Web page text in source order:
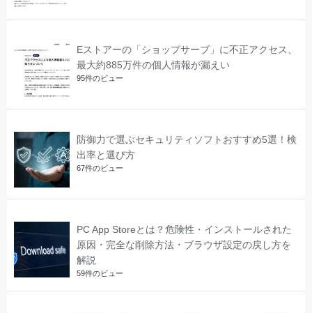
Eストアーの「ショップサーブ」に不正アクセス、
最大約885万件の個人情報が漏えい
95件のビュー
防御力で選ぶセキュリティソフトおすすめ5選！検
出率と選び方
67件のビュー
PC App Storeとは？危険性・インストールされた
原因・完全な削除方法・ブラウザ設定の戻し方を
解説
59件のビュー